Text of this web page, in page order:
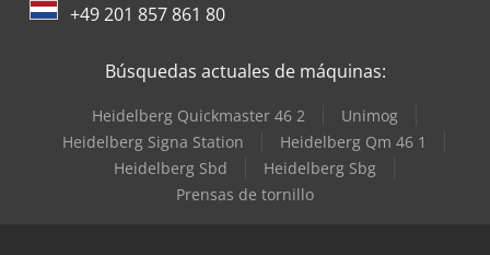
+49 201 857 861 80
Búsquedas actuales de máquinas:
Heidelberg Quickmaster 46 2
Unimog
Heidelberg Signa Station
Heidelberg Qm 46 1
Heidelberg Sbd
Heidelberg Sbg
Prensas de tornillo